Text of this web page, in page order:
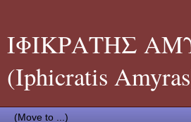
ΙΦΙΚΡΑΤΗΣ
(Iphicratis